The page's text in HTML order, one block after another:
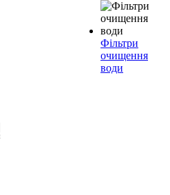
Фільтри
очищення
води